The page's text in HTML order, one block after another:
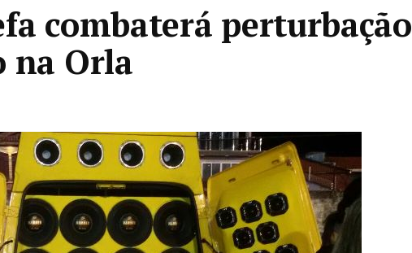
combaterá perturbação
na Orla